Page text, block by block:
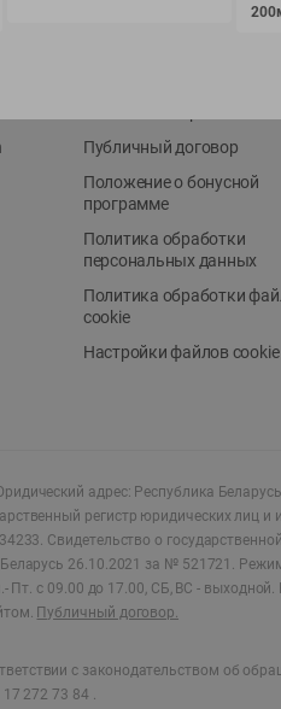
Публичный договор
Положение о бонусной
программе
Политика обработки
персональных данных
Политика обработки
cookie
Настройки файлов cookie
адрес: Республика
регистр юридических лиц и
Свидетельство о
26.10.2021 за № 521721.
Пт. с 09.00 до 17.00, СБ, ВС - выходной.
Публичный договор.
с законодательством об
272 73 84 .